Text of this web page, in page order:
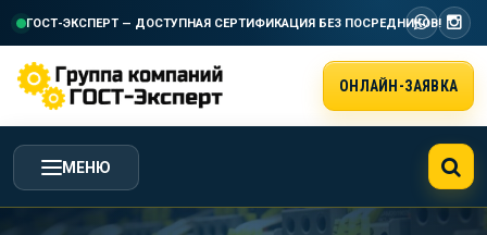
ГОСТ-ЭКСПЕРТ — ДОСТУПНАЯ СЕРТИФИКАЦИЯ БЕЗ ПОСРЕДНИКОВ!
ОНЛАЙН-ЗАЯВКА
МЕНЮ